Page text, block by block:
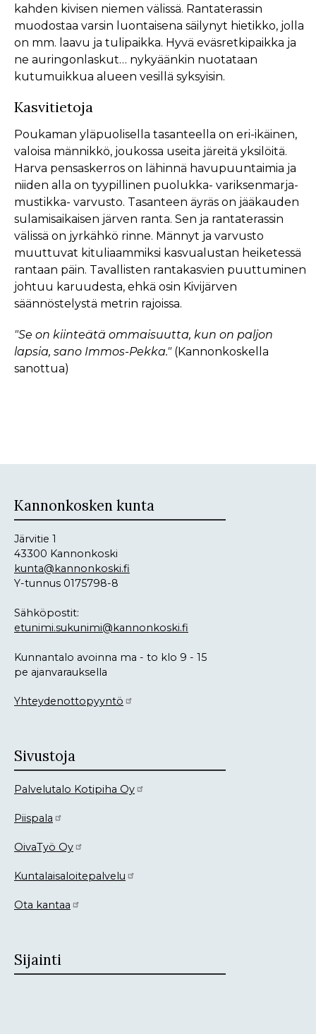
kahden kivisen niemen välissä. Rantaterassin
muodostaa varsin luontaisena säilynyt hietikko, jolla
on mm. laavu ja tulipaikka. Hyvä eväsretkipaikka ja
ne auringonlaskut… nykyäänkin nuotataan
kutumuikkua alueen vesillä syksyisin.
Kasvitietoja
Poukaman yläpuolisella tasanteella on eri-ikäinen,
valoisa männikkö, joukossa useita järeitä yksilöitä.
Harva pensaskerros on lähinnä havupuuntaimia ja
niiden alla on tyypillinen puolukka- variksenmarja-
mustikka- varvusto. Tasanteen äyräs on jääkauden
sulamisaikaisen järven ranta. Sen ja rantaterassin
välissä on jyrkähkö rinne. Männyt ja varvusto
muuttuvat kituliaammiksi kasvualustan heiketessä
rantaan päin. Tavallisten rantakasvien puuttuminen
johtuu karuudesta, ehkä osin Kivijärven
säännöstelystä metrin rajoissa.
"Se on kiinteätä ommaisuutta, kun on paljon
lapsia, sano Immos-Pekka."(Kannonkoskella
sanottua)
Kannonkosken kunta
Järvitie 1
43300 Kannonkoski
kunta@kannonkoski.fi
Y-tunnus 0175798-8
Sähköpostit:
etunimi.sukunimi@kannonkoski.fi
Kunnantalo avoinna ma - to klo 9 - 15
pe ajanvarauksella
Yhteydenottopyyntö
Sivustoja
Palvelutalo Kotipiha Oy
Piispala
OivaTyö Oy
Kuntalaisaloitepalvelu
Ota kantaa
Sijainti